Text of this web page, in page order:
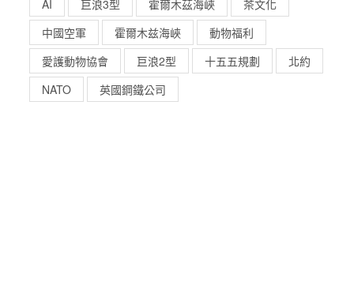
AI
巨浪3型 霍爾木茲海峽
茶文化
中國空軍
霍爾木兹海峽
動物福利
愛護動物協會
巨浪2型 十五五規劃
北約
NATO
英國鋼鐵公司